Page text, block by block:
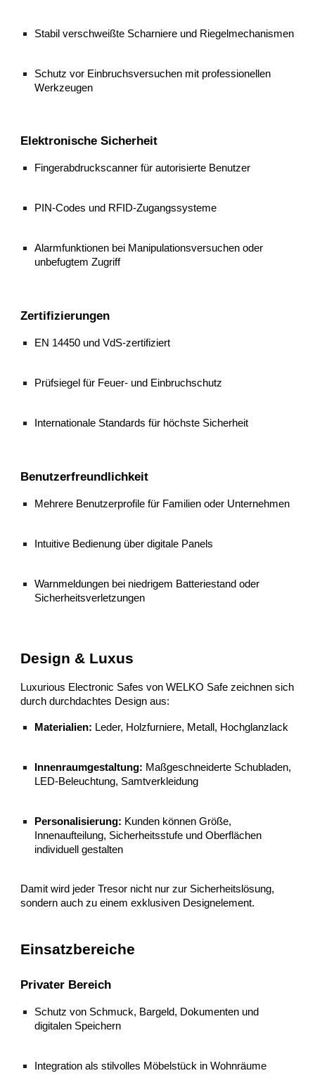
Stabil verschweißte Scharniere und Riegelmechanismen
Schutz vor Einbruchsversuchen mit professionellen
Werkzeugen
Elektronische Sicherheit
Fingerabdruckscanner für autorisierte Benutzer
PIN-Codes und RFID-Zugangssysteme
Alarmfunktionen bei Manipulationsversuchen oder
unbefugtem Zugriff
Zertifizierungen
EN 14450 und VdS-zertifiziert
Prüfsiegel für Feuer- und Einbruchschutz
Internationale Standards für höchste Sicherheit
Benutzerfreundlichkeit
Mehrere Benutzerprofile für Familien oder Unternehmen
Intuitive Bedienung über digitale Panels
Warnmeldungen bei niedrigem Batteriestand oder
Sicherheitsverletzungen
Design & Luxus
Luxurious Electronic Safes von WELKO Safe zeichnen sich
durch durchdachtes Design aus:
Materialien: Leder, Holzfurniere, Metall, Hochglanzlack
Innenraumgestaltung: Maßgeschneiderte Schubladen,
LED-Beleuchtung, Samtverkleidung
Personalisierung: Kunden können Größe,
Innenaufteilung, Sicherheitsstufe und Oberflächen
individuell gestalten
Damit wird jeder Tresor nicht nur zur Sicherheitslösung,
sondern auch zu einem exklusiven Designelement.
Einsatzbereiche
Privater Bereich
Schutz von Schmuck, Bargeld, Dokumenten und
digitalen Speichern
Integration als stilvolles Möbelstück in Wohnräume